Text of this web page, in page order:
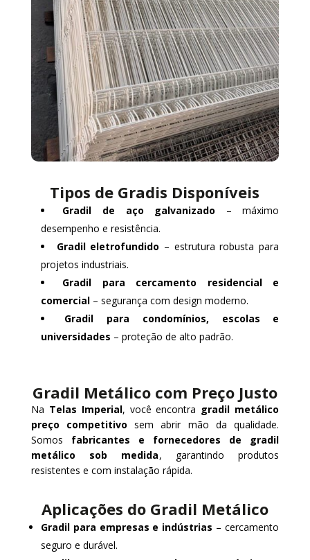
Tipos de Gradis Disponíveis
Gradil de aço galvanizado – máximo
desempenho e resistência.
Gradil eletrofundido – estrutura robusta para
projetos industriais.
Gradil para cercamento residencial e
comercial– segurança com design moderno.
Gradil para condomínios, escolas e
universidades – proteção de alto padrão.
Gradil Metálico com Preço Justo
Na Telas Imperial, você encontra gradil metálico
preço competitivo sem abrir mão da qualidade.
Somos fabricantes e fornecedores de gradil
metálico sob medida, garantindo produtos
resistentes e com instalação rápida.
Aplicações do Gradil Metálico
Gradil para empresas e indústrias – cercamento
seguro e durável.